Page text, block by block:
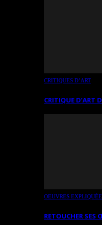
CRITIQUES D’ART
CRITIQUE D’ART
OEUVRES
RETOUCHER SES